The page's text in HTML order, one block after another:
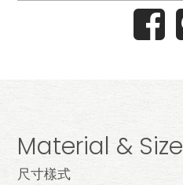
Material & Size
尺寸樣式